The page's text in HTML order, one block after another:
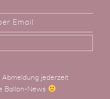
Email
jederzeit
Ballon-News